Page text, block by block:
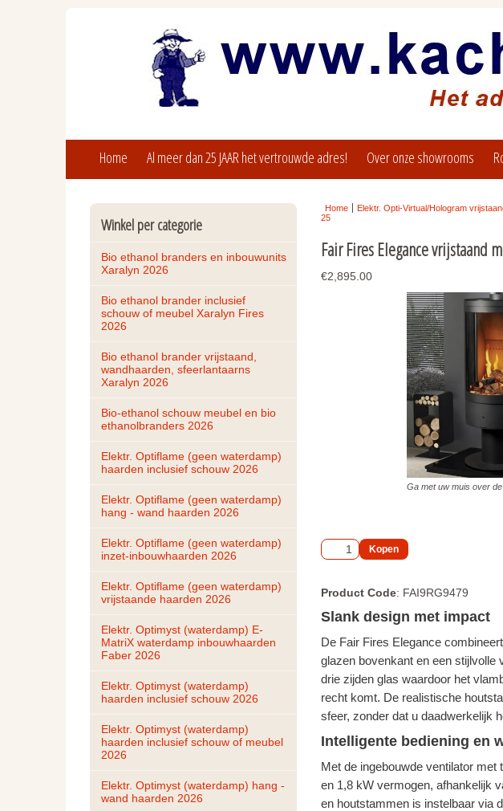
Home Al meer dan 25 JAAR het vertrouwde adres! Over onze showrooms
Winkel per categorie
Bio ethanol branders en inbouwunits
Xaralyn 2026
Bio ethanol brander inclusief
schouw of meubel Xaralyn Fires
2026
Bio ethanol brander vrijstaand,
wandhaarden, sfeerlantaarns
Xaralyn 2026
Bio-ethanol schouw meubel en bio
ethanolbranders 2026
Elektr. Optiflame (geen waterdamp)
haarden inclusief schouw 2026
Elektr. Optiflame (geen waterdamp)
hang - wand haarden 2026
Elektr. Optiflame (geen waterdamp)
inzet-inbouwhaarden 2026
Elektr. Optiflame (geen waterdamp)
vrijstaande haarden 2026
Elektr. Optimyst (waterdamp) E-
MatriX waterdamp inbouwhaarden
Faber 2026
Elektr. Optimyst (waterdamp)
haarden inclusief schouw 2026
Elektr. Optimyst (waterdamp)
haarden inclusief schouw of meubel
2026
Elektr. Optimyst (waterdamp) hang -
wand haarden 2026
Home Elektr. Opti-Virtual/Hologram
25
Fair Fires Elegance vrijstaand
€2,895.00
Ga met uw muis over
Product Code: FAI9RG9479
Slank design met impact
De Fair Fires Elegance
glazen bovenkant en een stijlvolle
drie zijden glas waardoor het
recht komt. De realistische
sfeer, zonder dat u daadwerkelijk
Intelligente bediening en
Met de ingebouwde ventilator
en 1,8 kW vermogen, afhankelijk
en houtstammen is instelbaar via